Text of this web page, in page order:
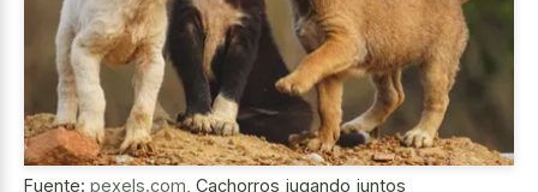
Fuente: pexels.com Cachorros jugando juntos